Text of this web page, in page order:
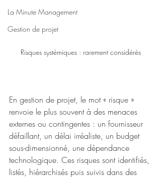
La Minute Management
Gestion de projet
Risques systémiques : rarement considérés
En gestion de projet, le mot « risque »
renvoie le plus souvent à des menaces
externes ou contingentes : un fournisseur
défaillant, un délai irréaliste, un budget
sous-dimensionné, une dépendance
technologique. Ces risques sont identifiés,
listés, hiérarchisés puis suivis dans des